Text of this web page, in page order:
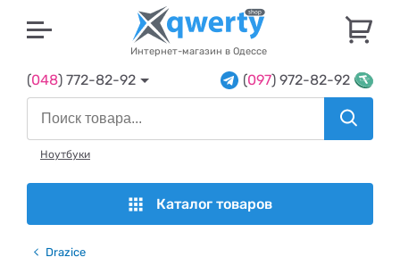
Интернет-магазин в Одессе
(048) 772-82-92 (097) 972-82-92
Ноутбуки
Каталог товаров
Drazice